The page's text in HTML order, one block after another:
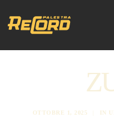
OTTOBRE 1, 2025 IN